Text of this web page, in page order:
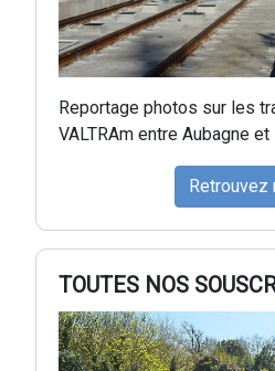
Reportage photos sur les
VALTRAm entre Aubagne
Retrouvez
TOUTES NOS